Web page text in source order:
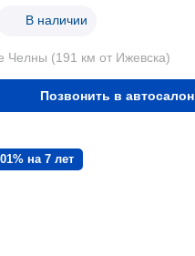
В наличии
Челны (191 км от Ижевска)
Позвонить в автосалон
на 7 лет